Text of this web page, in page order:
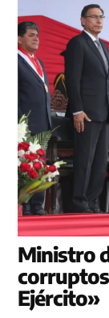
Ministro
Ejército»